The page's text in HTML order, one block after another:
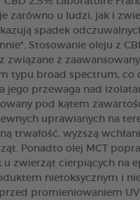
zarówno u ludzi, jak i
spadek
Stosowanie oleju z
związane z
typu broad spectrum,
jego przewaga nad
pod kątem
uprawianych na
trwałość, wyższą
Ponadto olej MCT
zwierząt cierpiących na
nietoksycznym i
promieniowaniem